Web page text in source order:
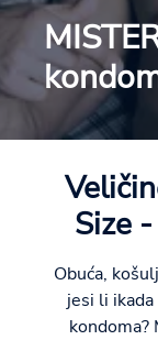
Size
Obuća,
jesi li
kondoma?